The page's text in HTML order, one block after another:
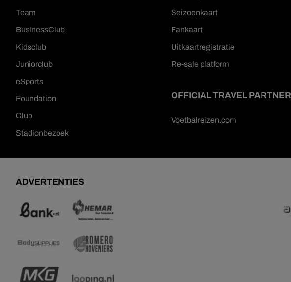
Team
BusinessClub
Kidsclub
Juniorclub
eSports
Foundation
Club
Stadionbezoek
Seizoenkaart
Fankaart
Uitkaartregistratie
Re-sale platform
OFFICIAL TRAVEL PARTNER
Voetbalreizen.com
ADVERTENTIES